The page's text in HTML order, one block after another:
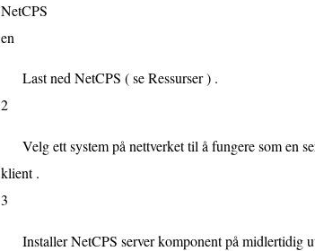
NetCPS
en
Last ned NetCPS ( se Ressurser ) .
2
Velg ett system på nettverket til å fungere som en
klient .
3
Installer NetCPS server komponent på midlertidig